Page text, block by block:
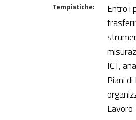
Tempistiche:
Entro i
ICT,
Piani
Lavoro